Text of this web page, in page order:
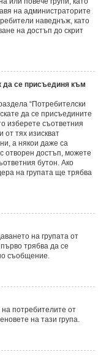
на администраторите
наведнъж, като
на достъп до скрит
да се присъединя към
“Потребителски
да се присъедините
изберете съответния
от тях изискват
а някои даже са
отворен достъп, можете
бутон. Ако
на групата ще трябва
на групата от
трябва да се
съобщение.
потребителите от
на тази група.